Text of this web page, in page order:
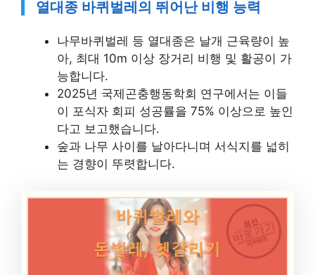
열대종 바퀴벌레의 뛰어난 비행 능력
나무바퀴벌레 등 열대종은 날개 근육량이 높
아, 최대 10m 이상 장거리 비행 및 활공이 가
능합니다.
2025년 국제곤충행동학회 연구에서는 이들
이 포식자 회피 성공률을 75% 이상으로 높인
다고 보고했습니다.
숲과 나무 사이를 날아다니며 서식지를 넓히
는 경향이 뚜렷합니다.
최신
바로가기
바퀴벌레